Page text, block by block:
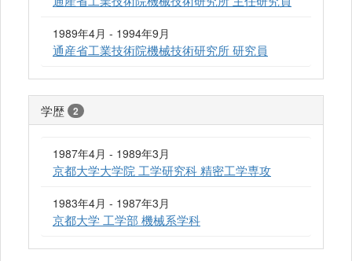
1989年4月 - 1994年9月
通産省工業技術院機械技術研究所 研究員
学歴 2
1987年4月 - 1989年3月
京都大学大学院 工学研究科 精密工学専攻
1983年4月 - 1987年3月
京都大学 工学部 機械系学科